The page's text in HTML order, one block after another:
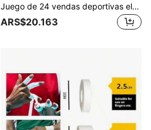
Juego de 24 vendas deportivas elásticas autoadhesivas - versátiles para dedo, tobillo, muñeca, cintura, rodilla y codo - accesorios de gimnasio - venda deportiva
ARS$20.163